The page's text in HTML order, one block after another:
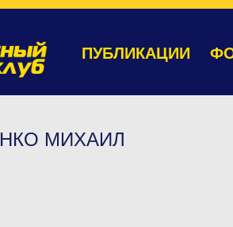
ПУБЛИКАЦИИ
МИХАИЛ